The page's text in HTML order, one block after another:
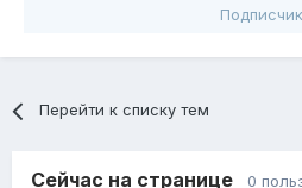
Перейти к списку тем
Сейчас на странице 0